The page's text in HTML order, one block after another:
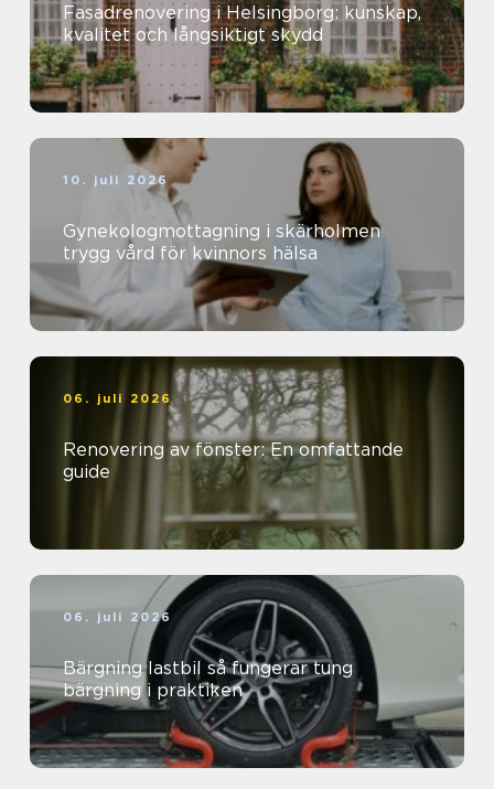
Fasadrenovering i Helsingborg: kunskap,
kvalitet och långsiktigt skydd
10. juli 2026
Gynekologmottagning i skärholmen
trygg vård för kvinnors hälsa
06. juli 2026
Renovering av fönster: En omfattande
guide
06. juli 2026
Bärgning lastbil så fungerar tung
bärgning i praktiken